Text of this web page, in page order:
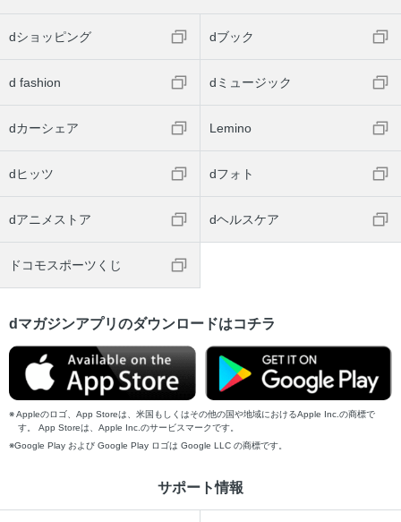
dショッピング dブック
d fashion dミュージック
dカーシェア Lemino
dヒッツ dフォト
dアニメストア dヘルスケア
ドコモスポーツくじ
dマガジンアプリのダウンロードはコチラ
Appleのロゴ、App Storeは、米国もしくはその他の国や地域におけるApple Inc.の商標で
す。 App Storeは、Apple Inc.のサービスマークです。
Google Play および Google Play ロゴは Google LLC の商標です。
サポート情報